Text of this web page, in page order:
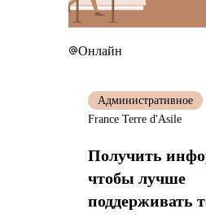
Онлайн
Получить
чтобы лучше
поддерживать
Административное
France Terre d'Asile